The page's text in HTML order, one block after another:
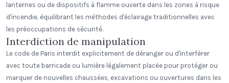
lanternes ou de dispositifs à flamme ouverte dans les zones à risque
d'incendie, équilibrant les méthodes d'éclairage traditionnelles avec
les préoccupations de sécurité.
Interdiction de manipulation
Le code de Paris interdit explicitement de déranger ou d'interférer
avec toute barricade ou lumière légalement placée pour protéger ou
marquer de nouvelles chaussées, excavations ou ouvertures dans les